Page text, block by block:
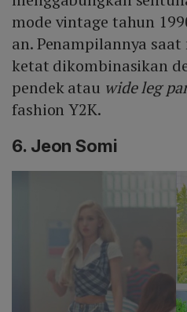
mode vintage tahun
an. Penampilannya
ketat dikombinasikan
pendek atau wide leg
fashion Y2K.
6. Jeon Somi